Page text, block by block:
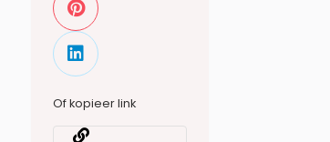
Of kopieer link